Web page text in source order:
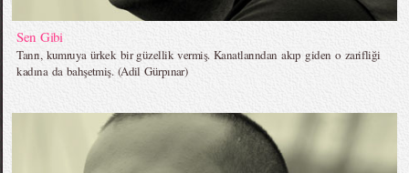
Sen Gibi
Tanrı, kumruya ürkek bir güzellik vermiş. Kanatlarından akıp giden o zarifliği
kadına da bahşetmiş. (Adil Gürpınar)